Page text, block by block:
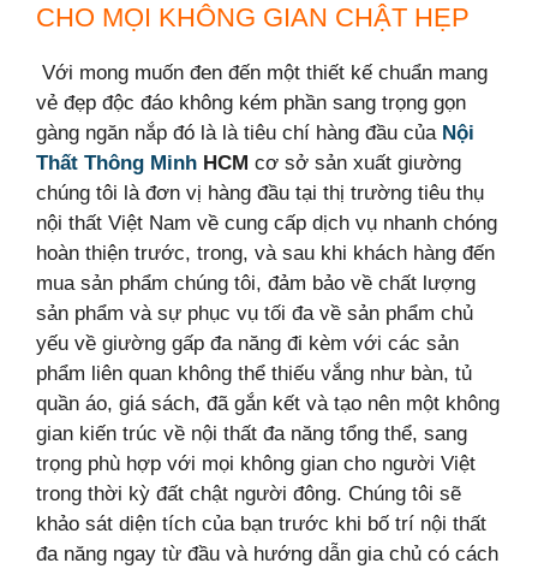
CHO MỌI KHÔNG GIAN CHẬT HẸP
Với mong muốn đen đến một thiết kế chuẩn mang
vẻ đẹp độc đáo không kém phần sang trọng gọn
gàng ngăn nắp đó là là tiêu chí hàng đầu của Nội
Thất Thông Minh HCM cơ sở sản xuất giường
chúng tôi là đơn vị hàng đầu tại thị trường tiêu thụ
nội thất Việt Nam về cung cấp dịch vụ nhanh chóng
hoàn thiện trước, trong, và sau khi khách hàng đến
mua sản phẩm chúng tôi, đảm bảo về chất lượng
sản phẩm và sự phục vụ tối đa về sản phẩm chủ
yếu về giường gấp đa năng đi kèm với các sản
phẩm liên quan không thể thiếu vắng như bàn, tủ
quần áo, giá sách, đã gắn kết và tạo nên một không
gian kiến trúc về nội thất đa năng tổng thể, sang
trọng phù hợp với mọi không gian cho người Việt
trong thời kỳ đất chật người đông. Chúng tôi sẽ
khảo sát diện tích của bạn trước khi bố trí nội thất
đa năng ngay từ đầu và hướng dẫn gia chủ có cách